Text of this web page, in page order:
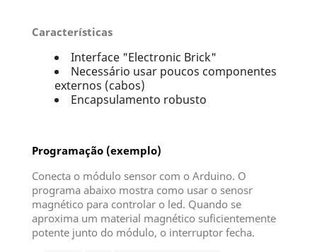
Características
Interface "Electronic Brick"
Necessário usar poucos componentes
externos (cabos)
Encapsulamento robusto
Programação (exemplo)
Conecta o módulo sensor com o Arduino. O
programa abaixo mostra como usar o senosr
magnético para controlar o led. Quando se
aproxima um material magnético suficientemente
potente junto do módulo, o interruptor fecha.